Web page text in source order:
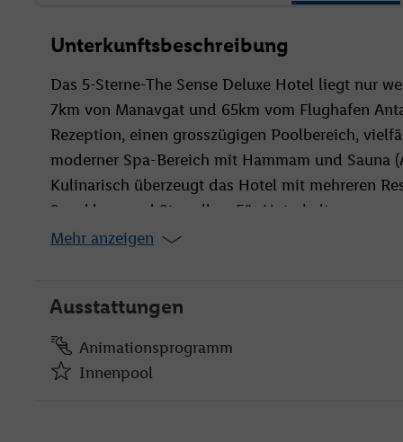
Unterkunftsbeschreibung
Das 5-Sterne-The Sense Deluxe Hotel liegt nur
7km von Manavgat und 65km vom Flughafen
Rezeption, einen grosszügigen Poolbereich,
moderner Spa-Bereich mit Hammam und Sauna
Kulinarisch überzeugt das Hotel mit mehreren
Snackbars und Strandbar. Für Unterhaltung
saisonal) und ein abwechslungsreiches
Mehr anzeigen
Ausstattungen
Animationsprogramm
Innenpool